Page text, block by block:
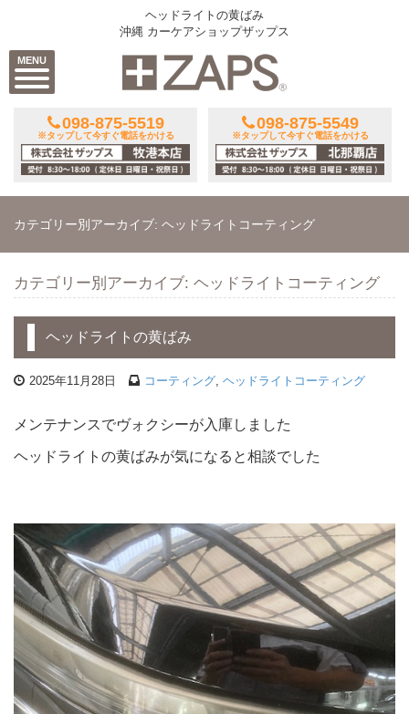
MENU
ヘッドライトの黄ばみ
沖縄 カーケアショップザップス
098-875-5519
※タップして今すぐ電話をかける
098-875-5549
※タップして今すぐ電話をかける
カテゴリー別アーカイブ: ヘッドライトコーティング
カテゴリー別アーカイブ: ヘッドライトコーティング
ヘッドライトの黄ばみ
2025年11月28日 コーティング ヘッドライトコーティング
メンテナンスでヴォクシーが入庫しました
ヘッドライトの黄ばみが気になると相談でした